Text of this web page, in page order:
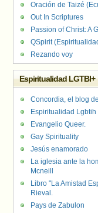
Oración de Taizé
Out In Scriptures
Passion of Christ: A
QSpirit
Rezando voy
Espiritualidad LGTBI+
Concordia, el blog
Espiritualidad Lgbtih
Evangelio Queer.
Gay Spirituality
Jesús enamorado
La iglesia ante la
Mcneill
Libro "La Amistad
Rieval.
Pays de Zabulon